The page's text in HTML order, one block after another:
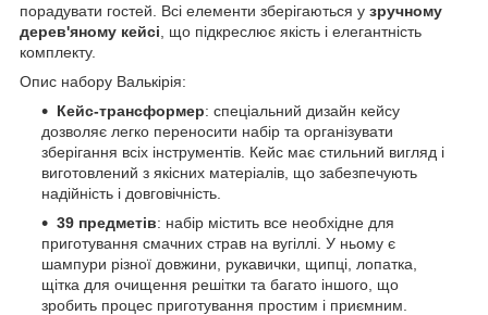
порадувати гостей. Всі елементи зберігаються у зручному
дерев'яному кейсі , що підкреслює якість і елегантність
комплекту.
Опис набору Валькірія:
Кейс-трансформер: спеціальний дизайн кейсу
дозволяє легко переносити набір та організувати
зберігання всіх інструментів. Кейс має стильний вигляд і
виготовлений з якісних матеріалів, що забезпечують
надійність і довговічність.
39 предметів: набір містить все необхідне для
приготування смачних страв на вугіллі. У ньому є
шампури різної довжини, рукавички, щипці, лопатка,
щітка для очищення решітки та багато іншого, що
зробить процес приготування простим і приємним.